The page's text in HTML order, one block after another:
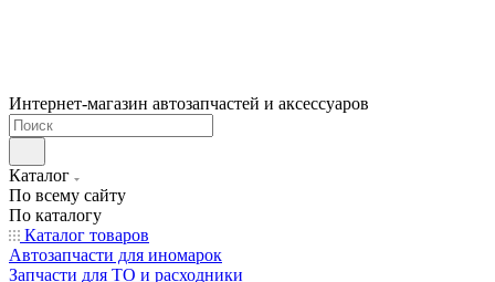
Интернет-магазин автозапчастей и аксессуаров
Каталог
По всему сайту
По каталогу
Каталог товаров
Автозапчасти для иномарок
Запчасти для ТО и расходники